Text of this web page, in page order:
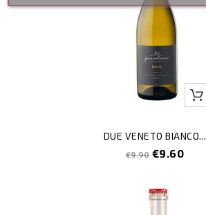
DUE VENETO BIANCO...
Regular
€9.90 Price
€9.60